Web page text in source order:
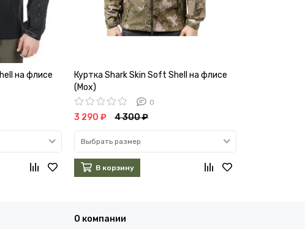
на флисе
Куртка Shark Skin Soft Shell на флисе
(Мох)
0
3 290 ₽ 4 300 ₽
Выбрать размер
В корзину
О компании